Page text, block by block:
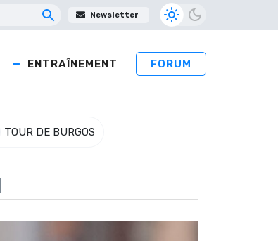
Newsletter
ENTRAÎNEMENT FORUM
TOUR DE BURGOS